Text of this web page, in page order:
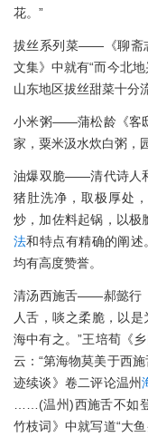
花。”
拔丝系列菜——《聊斋
文集》中就有“而今北
山东地区拔丝甜菜十分
小米粥——蒲松龄《客
家，粟米汲水炊白粥，
油爆双脆——清代诗人
猪肚洗净，取极厚处
炒，加佐料起锅，以极
法和特点有精确的阐
均有高度赞誉。
清汤西施舌——郝懿行
人舌，啖之柔脆，以
海中有之。”王培荀《
云：“第海物莫美于西
迹续谈》卷二评论温州
……(温州)西施舌不如
竹枝词》中就写道“大